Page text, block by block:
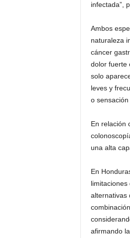
infectada”,
Ambos
naturaleza
cáncer
dolor fuerte
solo
leves y
o sensación
En relación
una alta
En
alternativas
afirmando